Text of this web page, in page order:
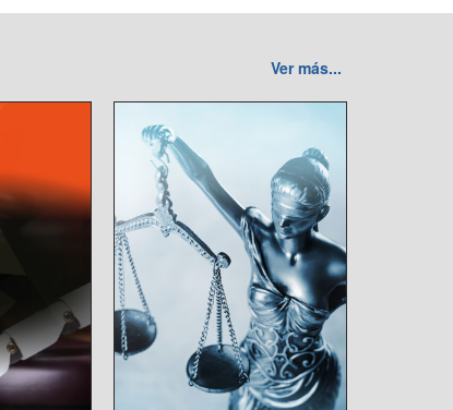
Ver más...